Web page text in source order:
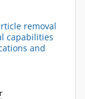
removal
capabilities
and